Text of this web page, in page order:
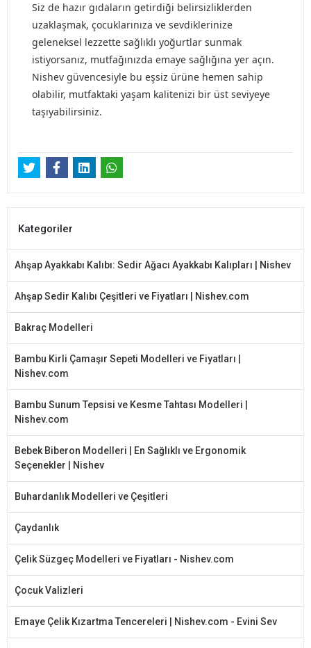
Siz de hazır gıdaların getirdiği belirsizliklerden
uzaklaşmak, çocuklarınıza ve sevdiklerinize
geleneksel lezzette sağlıklı yoğurtlar sunmak
istiyorsanız, mutfağınızda emaye sağlığına yer açın.
Nishev güvencesiyle bu eşsiz ürüne hemen sahip
olabilir, mutfaktaki yaşam kalitenizi bir üst seviyeye
taşıyabilirsiniz.
Kategoriler
Ahşap Ayakkabı Kalıbı: Sedir Ağacı Ayakkabı Kalıpları | Nishev
Ahşap Sedir Kalıbı Çeşitleri ve Fiyatları | Nishev.com
Bakraç Modelleri
Bambu Kirli Çamaşır Sepeti Modelleri ve Fiyatları |
Nishev.com
Bambu Sunum Tepsisi ve Kesme Tahtası Modelleri |
Nishev.com
Bebek Biberon Modelleri | En Sağlıklı ve Ergonomik
Seçenekler | Nishev
Buhardanlık Modelleri ve Çeşitleri
Çaydanlık
Çelik Süzgeç Modelleri ve Fiyatları - Nishev.com
Çocuk Valizleri
Emaye Çelik Kızartma Tencereleri | Nishev.com - Evini Sev